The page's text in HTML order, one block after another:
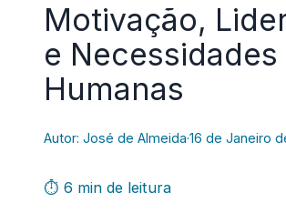
Motivação,
e Necessidades
Humanas
Autor: José de Almeida·16 de Janeiro
⏱ 6 min de leitura